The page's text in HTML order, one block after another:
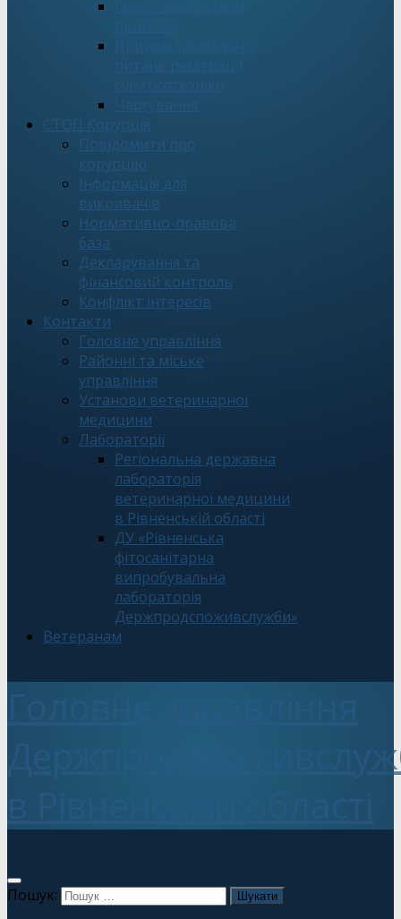
СТОП Корупція
Повідомити про
корупцію
Інформація для
викривачів
Нормативно-правова
база
Декларування та
фінансовий контроль
Конфлікт інтересів
Контакти
Головне управління
Районні та міське
управління
Установи ветеринарної
медицини
Лабораторії
Регіональна державна
лабораторія
ветеринарної медицини
в Рівненській області
ДУ «Рівненська
фітосанітарна
випробувальна
лабораторія
Держпродспоживслужби»
Ветеранам
Пошук: